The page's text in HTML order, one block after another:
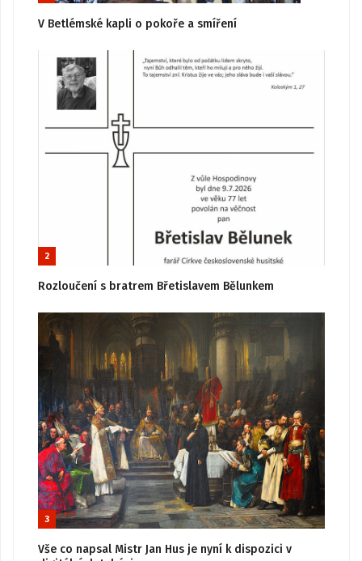
V Betlémské kapli o pokoře a smíření
2
Rozloučení s bratrem Břetislavem Bělunkem
3
Vše co napsal Mistr Jan Hus je nyní k dispozici v